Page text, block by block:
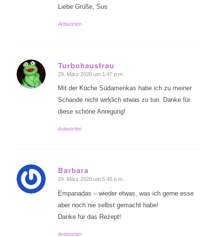
Liebe Grüße, Sus
Antworten
Turbohausfrau
sagte:
29. März 2020 um 1:47 p.m.
Mit der Küche Südamerikas habe ich zu meiner
Schande nicht wirklich etwas zu tun. Danke für
diese schöne Anregung!
Antworten
Barbara
sagte:
29. März 2020 um 5:45 p.m.
Empanadas – wieder etwas, was ich gerne esse
aber noch nie selbst gemacht habe!
Danke für das Rezept!
Antworten